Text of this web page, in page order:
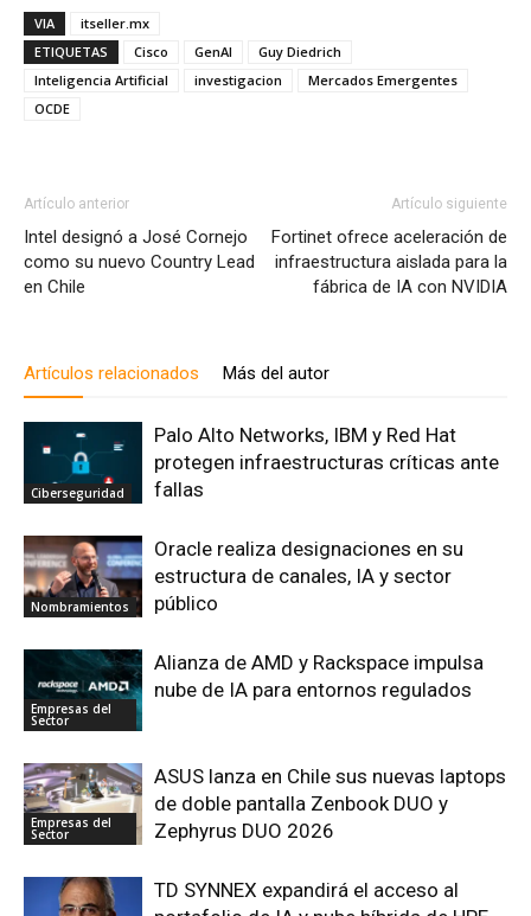
VIA
itseller.mx
ETIQUETAS
Cisco GenAI
Guy Diedrich
Inteligencia Artificial
investigacion
Mercados Emergentes
OCDE
Artículo anterior
Intel designó a José Cornejo
como su nuevo Country Lead
en Chile
Artículo siguiente
Fortinet ofrece aceleración de
infraestructura aislada para la
fábrica de IA con NVIDIA
Artículos relacionados Más del autor
Ciberseguridad
Palo Alto Networks, IBM y Red Hat
protegen infraestructuras críticas ante
fallas
Nombramientos
Oracle realiza designaciones en su
estructura de canales, IA y sector
público
Empresas del
Sector
Alianza de AMD y Rackspace impulsa
nube de IA para entornos regulados
Empresas del
Sector
ASUS lanza en Chile sus nuevas laptops
de doble pantalla Zenbook DUO y
Zephyrus DUO 2026
TD SYNNEX expandirá el acceso al